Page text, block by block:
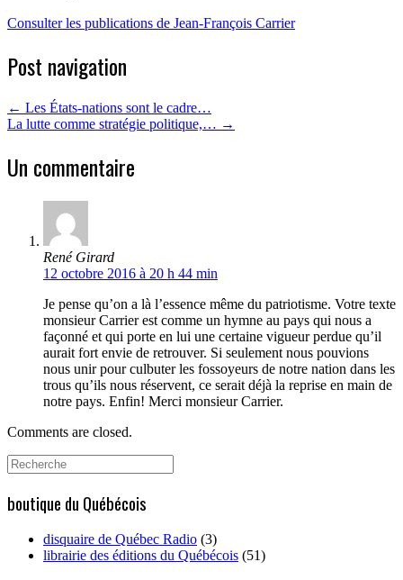
Consulter les publications de Jean-François Carrier
Post navigation
← Les États-nations sont le cadre…
La lutte comme stratégie politique,… →
Un commentaire
René Girard
12 octobre 2016 à 20 h 44 min
Je pense qu’on a là l’essence même du patriotisme. Votre texte
monsieur Carrier est comme un hymne au pays qui nous a
façonné et qui porte en lui une certaine vigueur perdue qu’il
aurait fort envie de retrouver. Si seulement nous pouvions
nous unir pour culbuter les fossoyeurs de notre nation dans les
trous qu’ils nous réservent, ce serait déjà la reprise en main de
notre pays. Enfin! Merci monsieur Carrier.
Comments are closed.
Search
for:
boutique du Québécois
disquaire de Québec Radio (3)
librairie des éditions du Québécois (51)